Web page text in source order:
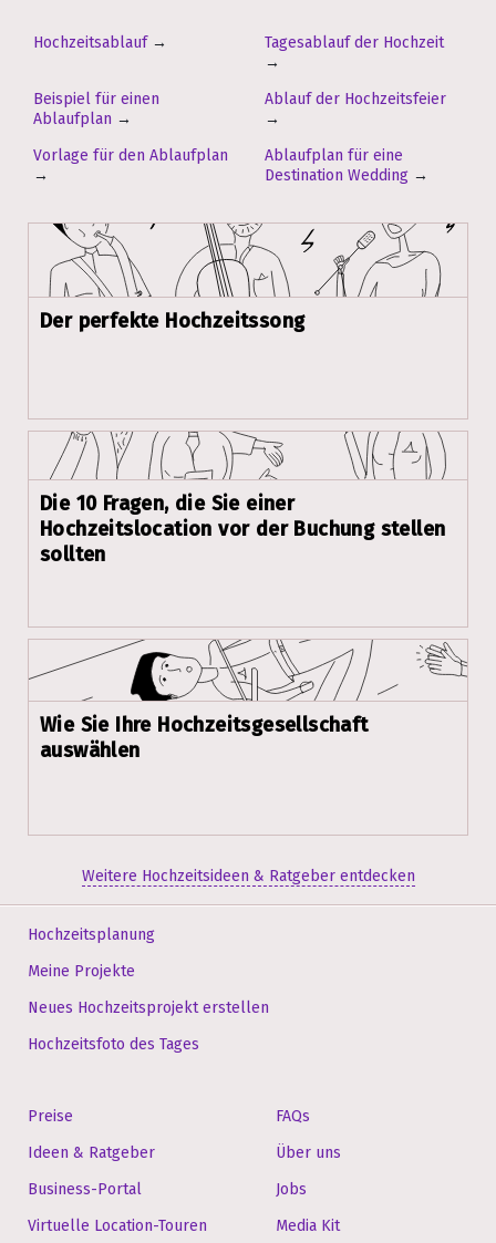
Hochzeitsablauf→
Tagesablauf der Hochzeit
→
Beispiel für einen
Ablaufplan →
Ablauf der Hochzeitsfeier
→
Vorlage für den Ablaufplan
→
Ablaufplan für eine
Destination Wedding →
Der perfekte Hochzeitssong
Die 10 Fragen, die Sie einer
Hochzeitslocation vor der Buchung stellen
sollten
Wie Sie Ihre Hochzeitsgesellschaft
auswählen
Weitere Hochzeitsideen & Ratgeber entdecken
Hochzeitsplanung
Meine Projekte
Neues Hochzeitsprojekt erstellen
Hochzeitsfoto des Tages
Preise
Ideen & Ratgeber
Business-Portal
Virtuelle Location-Touren
FAQs
Über uns
Jobs
Media Kit